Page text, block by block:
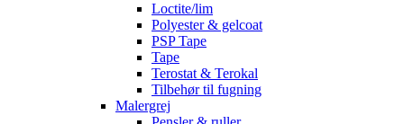
Loctite/lim
Polyester & gelcoat
PSP Tape
Tape
Terostat & Terokal
Tilbehør til fugning
Malergrej